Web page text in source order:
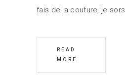
fais de la couture, je sors
READ
MORE